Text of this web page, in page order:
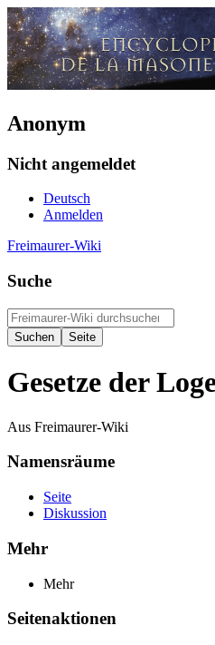
Anonym
Nicht angemeldet
Deutsch
Anmelden
Freimaurer-Wiki
Suche
Gesetze der
Aus Freimaurer-Wiki
Namensräume
Seite
Diskussion
Mehr
Mehr
Seitenaktionen